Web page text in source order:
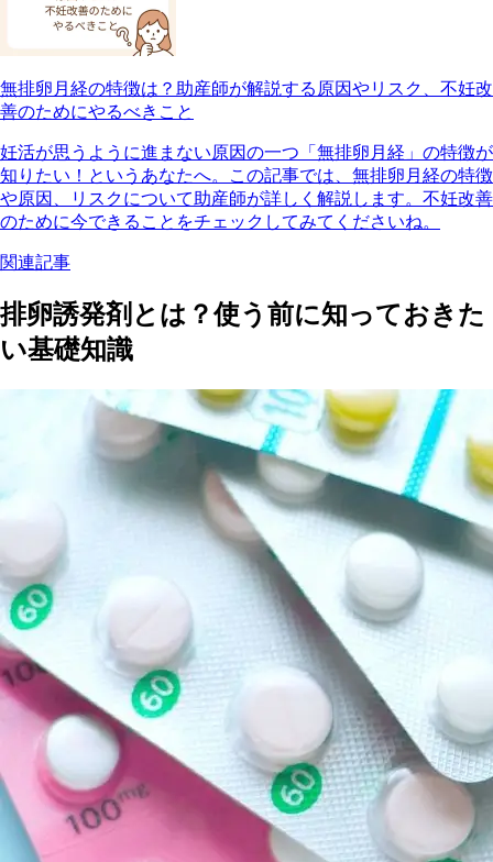
無排卵月経の特徴は？助産師が解説する原因やリスク、不妊改
善のためにやるべきこと
妊活が思うように進まない原因の一つ「無排卵月経」の特徴が
知りたい！というあなたへ。この記事では、無排卵月経の特徴
や原因、リスクについて助産師が詳しく解説します。不妊改善
のために今できることをチェックしてみてくださいね。
関連記事
排卵誘発剤とは？使う前に知っておきた
い基礎知識